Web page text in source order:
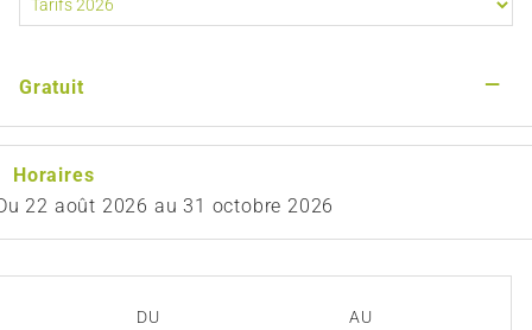
Gratuit —
Horaires
22 août 2026 au 31 octobre 2026
DU AU